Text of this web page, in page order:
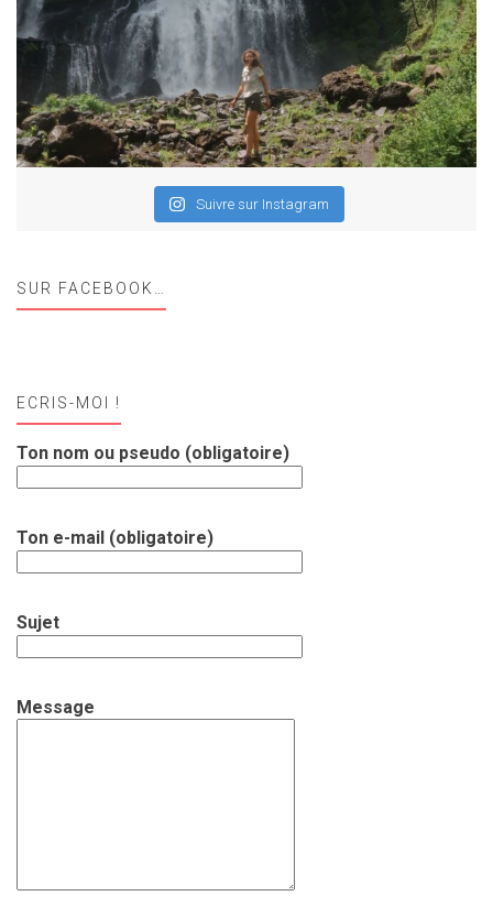
Suivre sur Instagram
SUR FACEBOOK…
ECRIS-MOI !
Ton nom ou pseudo (obligatoire)
Ton e-mail (obligatoire)
Sujet
Message